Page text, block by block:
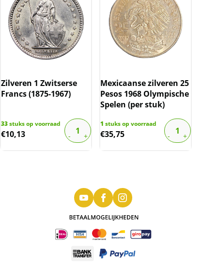
Zilveren 1 Zwitserse
Francs (1875-1967)
33stuks op voorraad
€10,13
Mexicaanse zilveren 25
Pesos 1968 Olympische
Spelen (per stuk)
1 stuks op voorraad
€35,75